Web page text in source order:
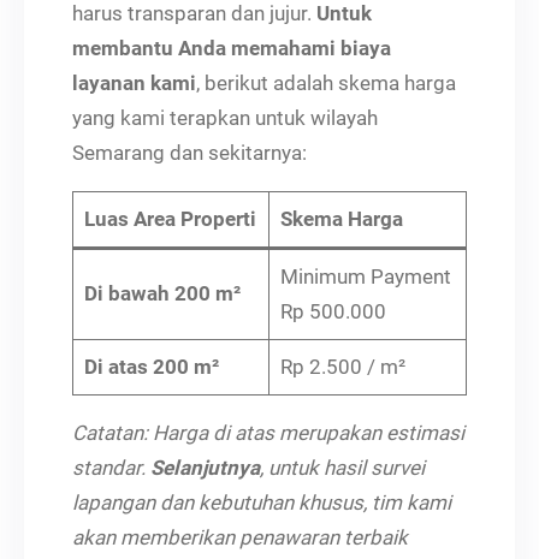
harus transparan dan jujur. Untuk
membantu Anda memahami biaya
layanan kami, berikut adalah skema harga
yang kami terapkan untuk wilayah
Semarang dan sekitarnya:
Luas Area Properti Skema Harga
Di bawah 200 m²
Minimum Payment
Rp 500.000
Di atas 200 m² Rp 2.500 / m²
Catatan: Harga di atas merupakan estimasi
standar. Selanjutnya, untuk hasil survei
lapangan dan kebutuhan khusus, tim kami
akan memberikan penawaran terbaik